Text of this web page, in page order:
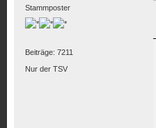
Stammposter
Beiträge: 7211
Nur der TSV